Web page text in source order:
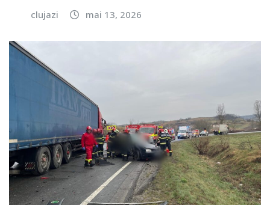
clujazi mai 13, 2026